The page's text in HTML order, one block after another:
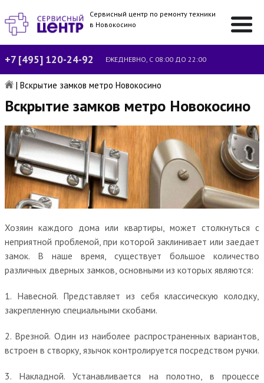
Сервисный центр по ремонту техники
в Новокосино
+7 [495] 120-24-92 ЕЖЕДНЕВНО, С 08:00 ДО 22:00
| Вскрытие замков метро Новокосино
Вскрытие замков метро Новокосино
Хозяин каждого дома или квартиры, может столкнуться с
неприятной проблемой, при которой заклинивает или заедает
замок. В наше время, существует большое количество
различных дверных замков, основными из которых являются:
1. Навесной. Представляет из себя классическую колодку,
закрепленную специальными скобами.
2. Врезной. Один из наиболее распространенных вариантов,
встроен в створку, язычок контролируется посредством ручки.
3. Накладной. Устанавливается на полотно, в процессе